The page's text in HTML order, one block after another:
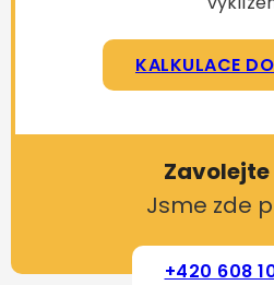
KALKULACE
Jsme zde
+420 608